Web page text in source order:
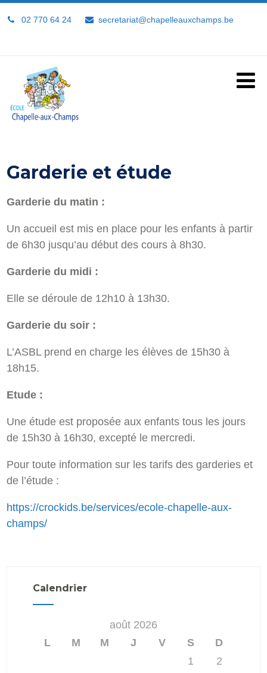
02 770 64 24 secretariat@chapelleauxchamps.be
Garderie et étude
Garderie du matin :
Un accueil est mis en place pour les enfants à partir
de 6h30 jusqu’au début des cours à 8h30.
Garderie du midi :
Elle se déroule de 12h10 à 13h30.
Garderie du soir :
L’ASBL prend en charge les élèves de 15h30 à
18h15.
Etude :
Une étude est proposée aux enfants tous les jours
de 15h30 à 16h30, excepté le mercredi.
Pour toute information sur les tarifs des garderies et
de l’étude :
https://crockids.be/services/ecole-chapelle-aux-
champs/
Calendrier
août 2026
L
M M J V S
D
1
2